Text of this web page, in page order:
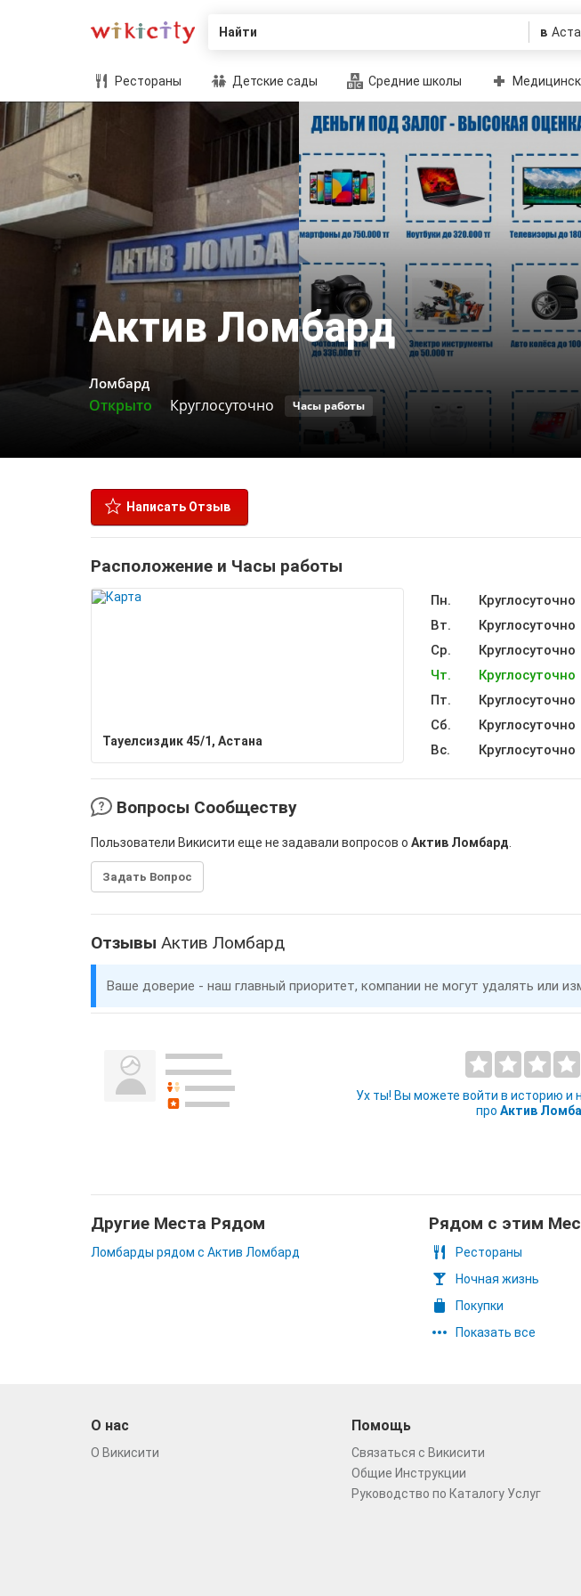
Найти в
Рестораны Детские сады Средние школы
Актив Ломбард
Ломбард
Открыто Круглосуточно Часы работы
Написать Отзыв
Расположение и Часы работы
Тауелсиздик 45/1, Астана
Пн.
Круглосуточно
Вт.
Круглосуточно
Ср.
Круглосуточно
Чт.
Круглосуточно
Пт.
Круглосуточно
Сб.
Круглосуточно
Вс.
Круглосуточно
Вопросы Сообществу
Пользователи Викисити еще не задавали вопросов о Актив Ломбард
Задать Вопрос
Отзывы Актив Ломбард
Ваше доверие - наш главный приоритет, компании не могут удалять или
Ух ты! Вы можете войти в историю и
проАктив
Другие Места Рядом
Ломбарды рядом с Актив Ломбард
Рядом с этим
Рестораны
Ночная жизнь
Покупки
Показать все
О нас
О Викисити
Помощь
Связаться с Викисити
Общие Инструкции
Руководство по Каталогу Услуг